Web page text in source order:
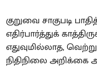
குறுவை சாகுபடி
எதிர்பார்த்துக்
எதுவுமில்லாத,
நிதிநிலை அறிக்கை